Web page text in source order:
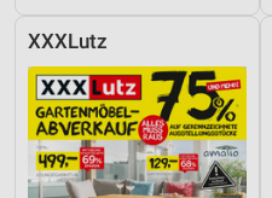
XXXLutz